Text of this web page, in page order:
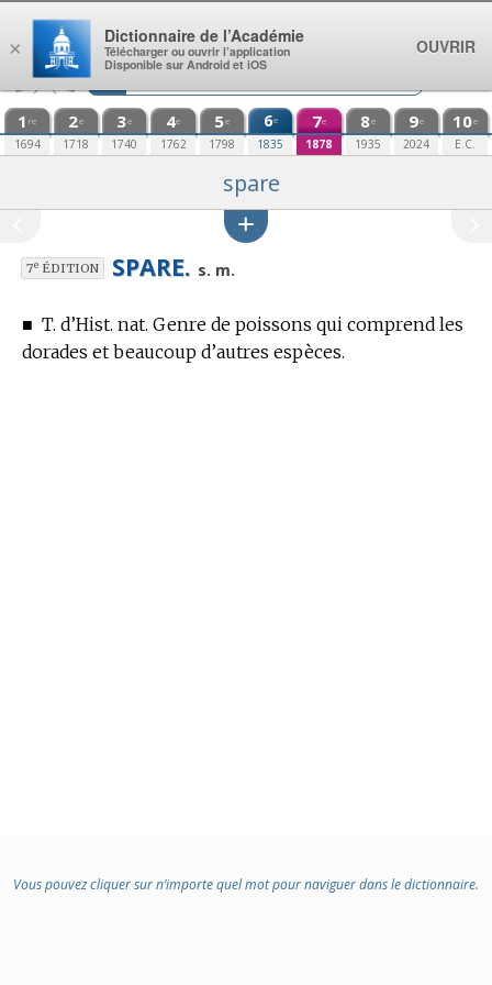
Aller au contenu
1 re
1694
2e
1718
3e
1740
4e
1762
5e
1798
6e
1835
7e
1878
8e
1935
9e
2024
10e
E.C.
spare
7eÉDITION SPARE. s. m.
■ T. d’Hist. nat. Genre de poissons qui comprend les
dorades et beaucoup d’autres espèces.
Vous pouvez cliquer sur n’importe quel mot pour naviguer dans le dictionnaire.
×
Dictionnaire de l’Académie
Télécharger ou ouvrir l’application
Disponible sur Android et iOS
OUVRIR